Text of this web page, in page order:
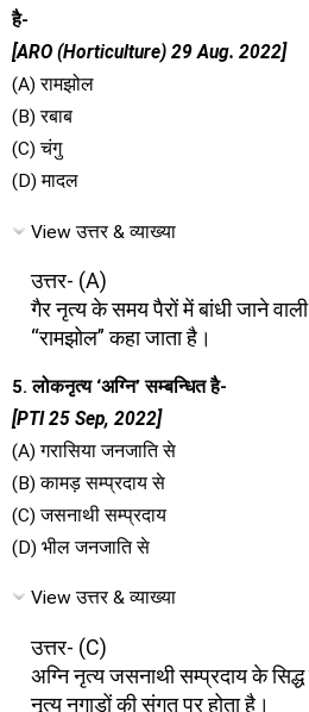
है-
[ARO (Horticulture) 29 Aug. 2022]
(A) रामझोल
(B) रबाब
(C) चंगु
(D) मादल
View उत्तर & व्याख्या
उत्तर- (A)
गैर नृत्य के समय पैरों में बांधी जाने
“रामझोल” कहा जाता है।
5. लोकनृत्य ‘अग्नि’ सम्बन्धित है-
[PTI 25 Sep, 2022]
(A) गरासिया जनजाति से
(B) कामड़ सम्प्रदाय से
(C) जसनाथी सम्प्रदाय
(D) भील जनजाति से
View उत्तर & व्याख्या
उत्तर- (C)
अग्नि नृत्य जसनाथी सम्प्रदाय के सिद्ध
नृत्य नगाड़ों की संगत पर होता है।